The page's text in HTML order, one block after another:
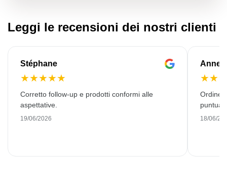
Leggi le recensioni dei nostri clienti
Stéphane
★★★★★
Corretto follow-up e prodotti conformi alle
aspettative.
19/06/2026
Anne-
★★
Ordine
18/06/